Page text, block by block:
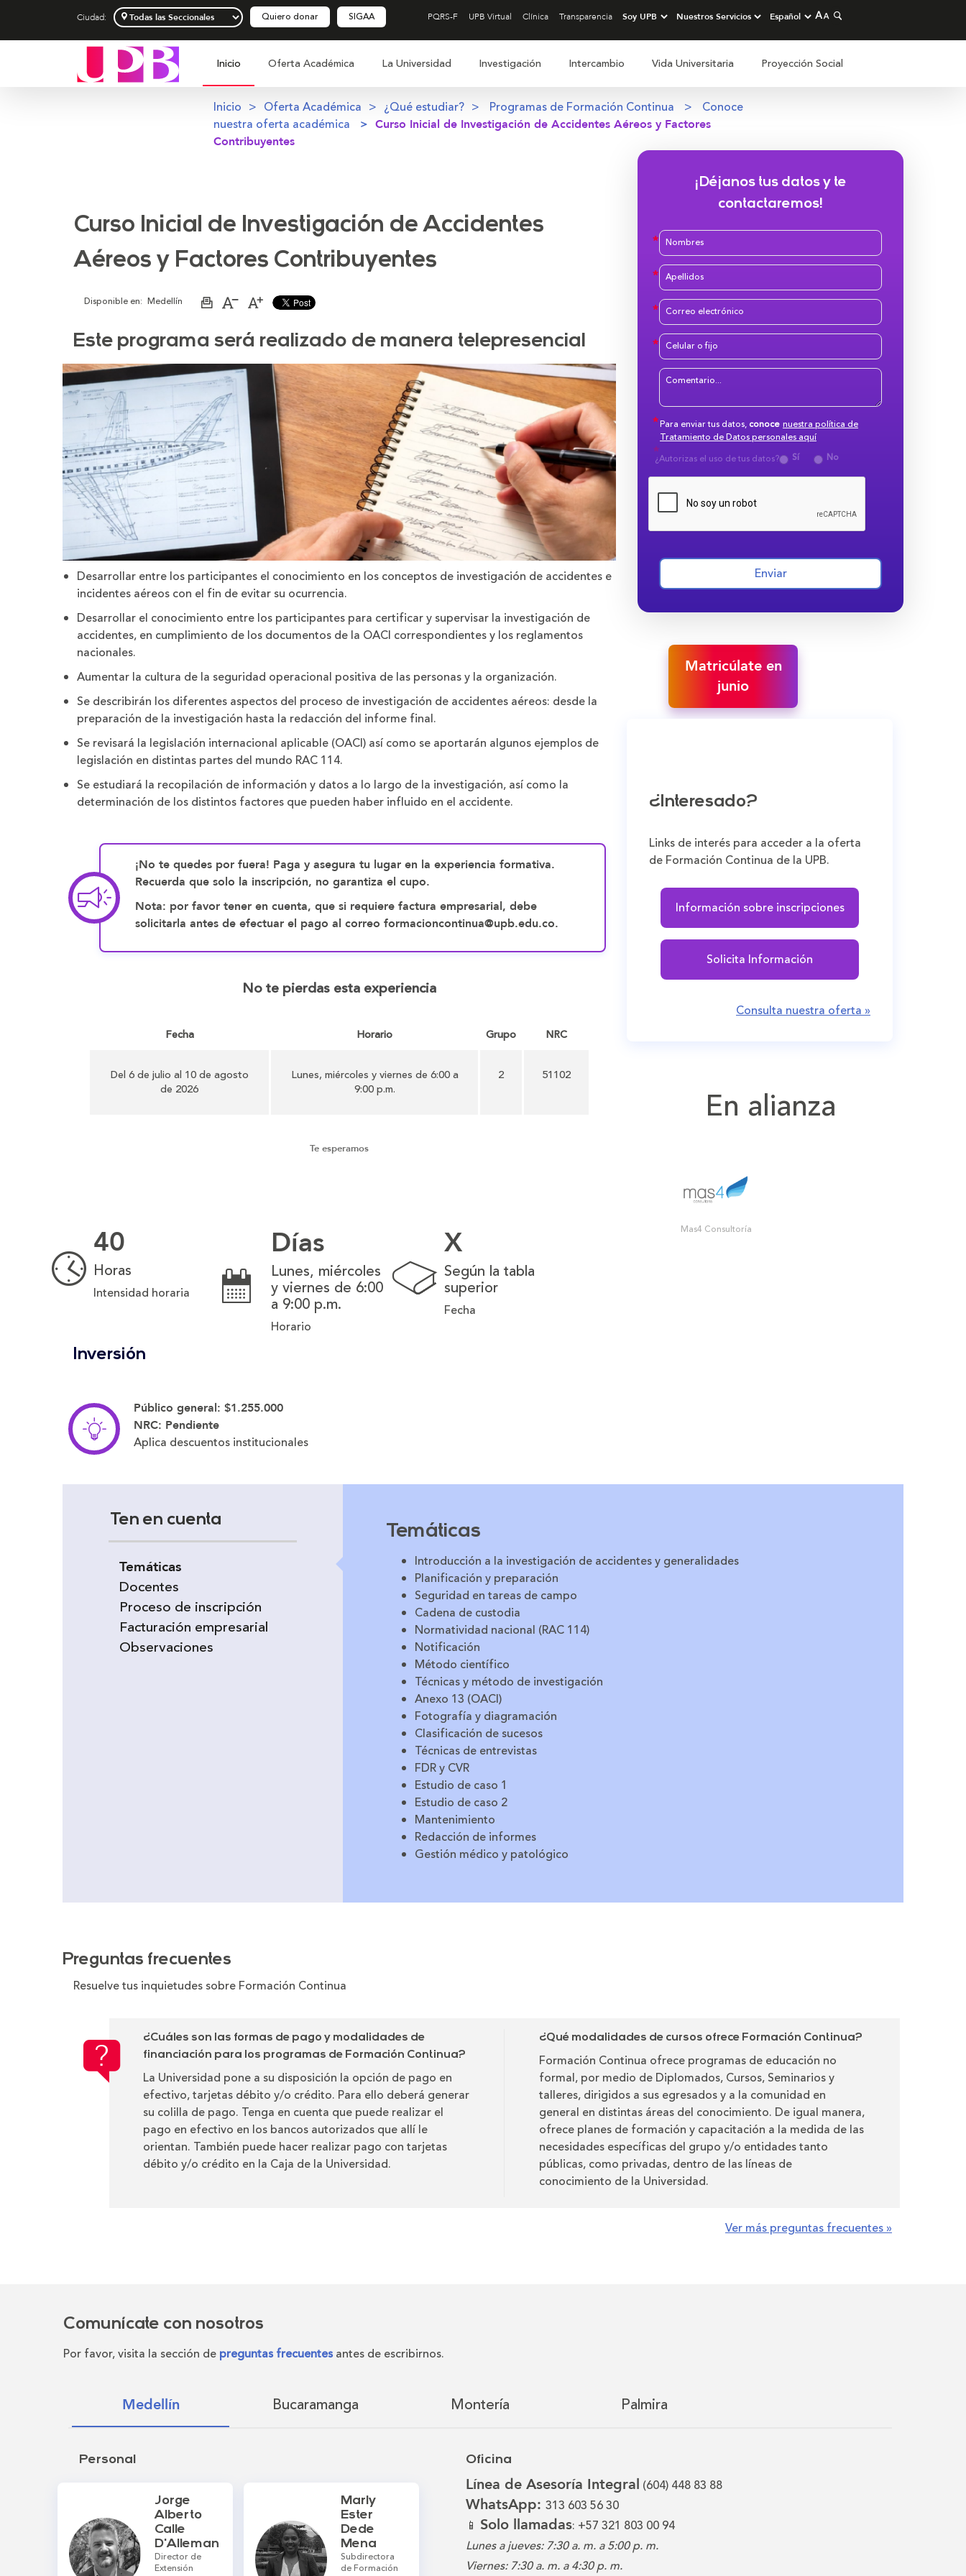
Ciudad: Quiero donar SIGAA PQRS-F UPB Virtual Clínica Transparencia
Inicio Oferta Académica La Universidad Investigación Intercambio Vida Universitaria Proyección Social
Inicio Oferta Académica ¿Qué estudiar? Programas de Formación Continua
Conoce
nuestra oferta académica
Curso Inicial de Investigación de Accidentes Aéreos y Factores
Contribuyentes
Curso Inicial de Investigación de Accidentes
Aéreos y Factores Contribuyentes
Disponible en: Medellín
ImprimirAumentar
de
la
Disminuir
de
la
Este programa será realizado de manera telepresencial
Desarrollar entre los participantes el conocimiento en los conceptos de investigación de accidentes e
incidentes aéreos con el fin de evitar su ocurrencia.
Desarrollar el conocimiento entre los participantes para certificar y supervisar la investigación de
accidentes, en cumplimiento de los documentos de la OACI correspondientes y los reglamentos
nacionales.
Aumentar la cultura de la seguridad operacional positiva de las personas y la organización.
Se describirán los diferentes aspectos del proceso de investigación de accidentes aéreos: desde la
preparación de la investigación hasta la redacción del informe final.
Se revisará la legislación internacional aplicable (OACI) así como se aportarán algunos ejemplos de
legislación en distintas partes del mundo RAC 114.
Se estudiará la recopilación de información y datos a lo largo de la investigación, así como la
determinación de los distintos factores que pueden haber influido en el accidente.
¡No te quedes por fuera! Paga y asegura tu lugar en la experiencia formativa.
Recuerda que solo la inscripción, no garantiza el cupo.
Nota: por favor tener en cuenta, que si requiere factura empresarial, debe
solicitarla antes de efectuar el pago al correo formacioncontinua@upb.edu.co.
No te pierdas esta experiencia
Fecha Horario Grupo NRC
Del 6 de julio al 10 de agosto
de 2026
Lunes, miércoles y viernes de 6:00 a
9:00 p.m.
2 51102
Te esperamos
40
Horas
Intensidad horaria
Días
Lunes, miércoles
y viernes de 6:00
a 9:00 p.m.
Horario
X
Según la tabla
superior
Fecha
Inversión
Público general: $1.255.000
NRC: Pendiente
Aplica descuentos institucionales
¡Déjanos tus datos y te
contactaremos!
Para enviar tus datos,conoce nuestra política de
Tratamiento de Datos personales aquí
¿Autorizas el uso de tus datos?
Sí No
Enviar
Matricúlate en
junio
¿Interesado?
Links de interés para acceder a la oferta
de Formación Continua de la UPB.
Información sobre inscripciones
Solicita Información
Consulta nuestra oferta »
En alianza
Mas4 Consultoría
Ten en cuenta
Temáticas
Docentes
Proceso de inscripción
Facturación empresarial
Observaciones
Temáticas
Introducción a la investigación de accidentes y generalidades
Planificación y preparación
Seguridad en tareas de campo
Cadena de custodia
Normatividad nacional (RAC 114)
Notificación
Método científico
Técnicas y método de investigación
Anexo 13 (OACI)
Fotografía y diagramación
Clasificación de sucesos
Técnicas de entrevistas
FDR y CVR
Estudio de caso 1
Estudio de caso 2
Mantenimiento
Redacción de informes
Gestión médico y patológico
Preguntas frecuentes
Resuelve tus inquietudes sobre Formación Continua
¿Cuáles son las formas de pago y modalidades de
financiación para los programas de Formación Continua?
La Universidad pone a su disposición la opción de pago en
efectivo, tarjetas débito y/o crédito. Para ello deberá generar
su colilla de pago. Tenga en cuenta que puede realizar el
pago en efectivo en los bancos autorizados que allí le
orientan. También puede hacer realizar pago con tarjetas
débito y/o crédito en la Caja de la Universidad.
¿Qué modalidades de cursos ofrece Formación Continua?
Formación Continua ofrece programas de educación no
formal, por medio de Diplomados, Cursos, Seminarios y
talleres, dirigidos a sus egresados y a la comunidad en
general en distintas áreas del conocimiento. De igual manera,
ofrece planes de formación y capacitación a la medida de las
necesidades específicas del grupo y/o entidades tanto
públicas, como privadas, dentro de las líneas de
conocimiento de la Universidad.
Ver más preguntas frecuentes »
Comunícate con nosotros
Por favor, visita la sección de preguntas frecuentes antes de escribirnos.
Medellín Bucaramanga Montería Palmira
Personal
Jorge
Alberto
Calle
D'Alleman
Director de
Extensión
Marly
Ester
Dede
Mena
Subdirectora
de Formación
Oficina
Línea de Asesoría Integral (604) 448 83 88
WhatsApp: 313 603 56 30
📱 Solo llamadas: +57 321 803 00 94
Lunes a jueves: 7:30 a. m. a 5:00 p. m.
Viernes: 7:30 a. m. a 4:30 p. m.